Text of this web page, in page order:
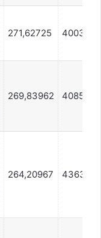
271,62725 400380
269,83962 408593
264,20967 436392